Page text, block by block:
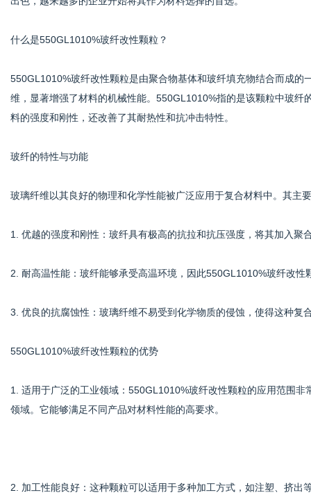
什么是550GL1010%玻纤改性颗粒？
550GL1010%玻纤改性颗粒是由聚合物基体和玻纤填充物结合而成
维，显著增强了材料的机械性能。550GL1010%指的是该颗粒中玻
料的强度和刚性，还改善了其耐热性和抗冲击特性。
玻纤的特性与功能
玻璃纤维以其良好的物理和化学性能被广泛应用于复合材料中。其主
1. 优越的强度和刚性：玻纤具有极高的抗拉和抗压强度，将其加入聚
2. 耐高温性能：玻纤能够承受高温环境，因此550GL1010%玻纤改
3. 优良的抗腐蚀性：玻璃纤维不易受到化学物质的侵蚀，使得这种复
550GL1010%玻纤改性颗粒的优势
1. 适用于广泛的工业领域：550GL1010%玻纤改性颗粒的应用范围
领域。它能够满足不同产品对材料性能的高要求。
2. 加工性能良好：这种颗粒可以适用于多种加工方式，如注塑、挤